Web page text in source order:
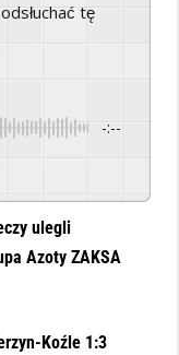
-:--
ulegli
Azoty ZAKSA
Koźle 1:3